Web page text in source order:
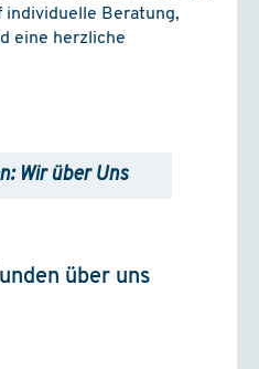
individuelle Beratung,
eine herzliche
Wir über Uns
über uns